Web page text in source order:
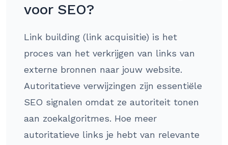
voor SEO?
Link building (link acquisitie) is het
proces van het verkrijgen van links van
externe bronnen naar jouw website.
Autoritatieve verwijzingen zijn essentiële
SEO signalen omdat ze autoriteit tonen
aan zoekalgoritmes. Hoe meer
autoritatieve links je hebt van relevante